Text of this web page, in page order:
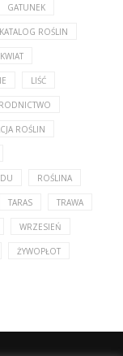
GATUNEK
KATALOG ROŚLIN
KWIAT
LIŚĆ
ROŚLIN
ROŚLINA
TARAS TRAWA
WRZESIEŃ
ŻYWOPŁOT